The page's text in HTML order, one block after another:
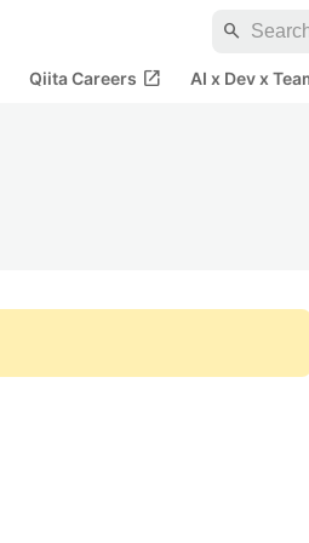
search
Qiita Careers open_in_new AI x Dev x